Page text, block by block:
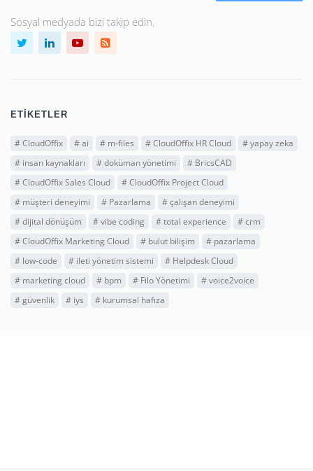
Sosyal medyada bizi takip edin.
ETIKETLER
#CloudOffix #ai # m-files #CloudOffix HR Cloud #yapay zeka
# insan kaynakları #doküman yönetimi # BricsCAD
#CloudOffix Sales Cloud #CloudOffix Project Cloud
# müşteri deneyimi # Pazarlama #çalışan deneyimi
#dijital dönüşüm #vibe coding #total experience #crm
#CloudOffix Marketing Cloud # bulut bilişim # pazarlama
# low-code # ileti yönetim sistemi # Helpdesk Cloud
# marketing cloud # bpm # Filo Yönetimi #voice2voice
#güvenlik # iys # kurumsal hafıza